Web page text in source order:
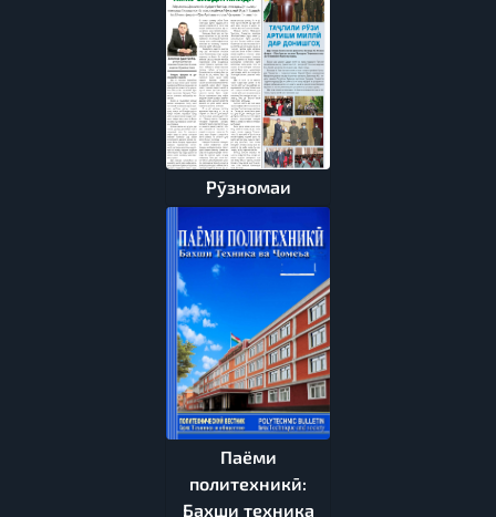
Рӯзномаи
Паёми
политехникӣ:
Бахши техника